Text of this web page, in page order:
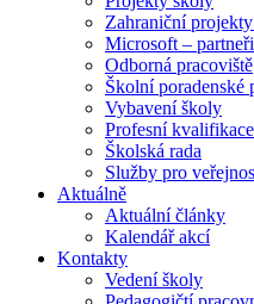
Zahraniční
Microsoft –
Odborná pracoviště
Školní poradenské
Vybavení školy
Profesní kvalifikace
Školská rada
Služby pro
Aktuálně
Aktuální články
Kalendář akcí
Kontakty
Vedení školy